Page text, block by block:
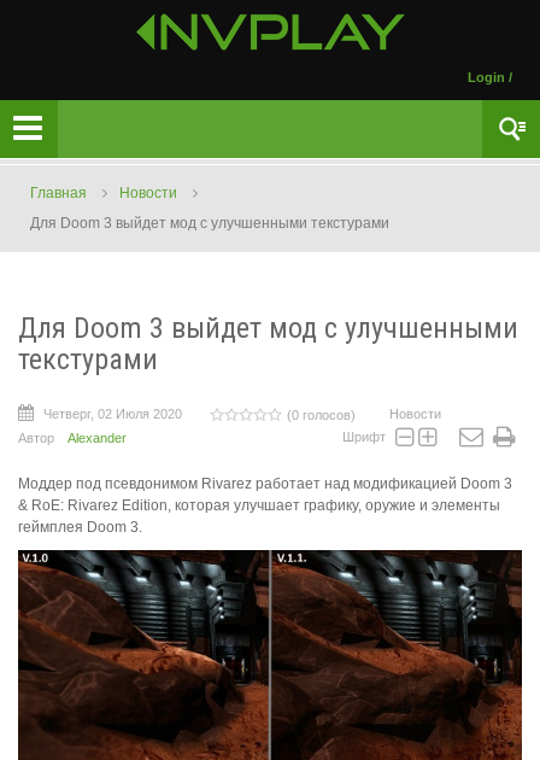
Login /
Главная
Новости
Для Doom 3 выйдет мод с улучшенными текстурами
Для Doom 3 выйдет мод с улучшенными
текстурами
Четверг, 02 Июля 2020 (0 голосов)
Новости
Автор
Alexander Шрифт
Моддер под псевдонимом Rivarez работает над модификацией Doom 3
& RoE: Rivarez Edition, которая улучшает графику, оружие и элементы
геймплея Doom 3.